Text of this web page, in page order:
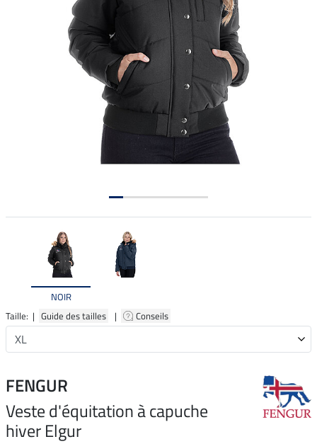
NOIR
Taille: | Guide des tailles | Conseils
FENGUR
Veste d'équitation à capuche
hiver Elgur